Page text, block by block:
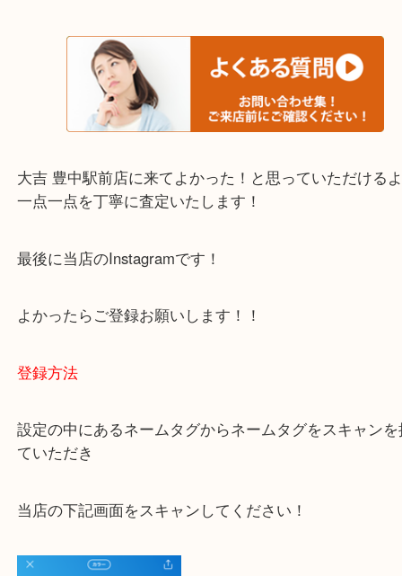
下記バナーではお客様から日頃よくお伺いされる
大吉 豊中駅前店に来てよかった！と思っていただ
一点一点を丁寧に査定いたします！